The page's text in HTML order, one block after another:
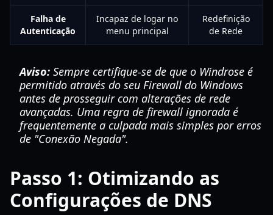
Falha de
Autenticação
Incapaz de logar no
menu principal
Redefinição
de Rede
Aviso: Sempre certifique-se de que o Windrose é
permitido através do seu Firewall do Windows
antes de prosseguir com alterações de rede
avançadas. Uma regra de firewall ignorada é
frequentemente a culpada mais simples por erros
de "Conexão Negada".
Passo 1: Otimizando as
Configurações de DNS